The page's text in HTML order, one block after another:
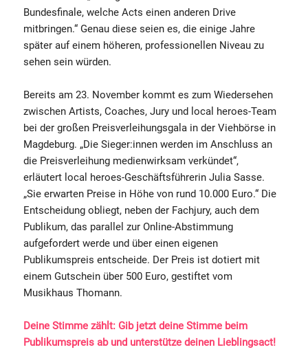
Bundesfinale, welche Acts einen anderen Drive
mitbringen.“ Genau diese seien es, die einige Jahre
später auf einem höheren, professionellen Niveau zu
sehen sein würden.
Bereits am 23. November kommt es zum Wiedersehen
zwischen Artists, Coaches, Jury und local heroes-Team
bei der großen Preisverleihungsgala in der Viehbörse in
Magdeburg. „Die Sieger:innen werden im Anschluss an
die Preisverleihung medienwirksam verkündet“,
erläutert local heroes-Geschäftsführerin Julia Sasse.
„Sie erwarten Preise in Höhe von rund 10.000 Euro.“ Die
Entscheidung obliegt, neben der Fachjury, auch dem
Publikum, das parallel zur Online-Abstimmung
aufgefordert werde und über einen eigenen
Publikumspreis entscheide. Der Preis ist dotiert mit
einem Gutschein über 500 Euro, gestiftet vom
Musikhaus Thomann.
Deine Stimme zählt: Gib jetzt deine Stimme beim
Publikumspreis ab und unterstütze deinen Lieblingsact!